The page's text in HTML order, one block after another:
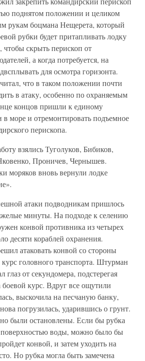
поднятом положении и целиком
рукам боцмана Нещерета, который
рубки будет притапливать лодку
чтобы скрыть перископ от
а когда потребуется, на
для осмотра горизонта.
что в таком положении почти
в атаку, особенно по охраняемым
концов пришли к единому
море и отремонтировать подъемное
перископа.
взялись Туголуков, Бибиков,
Проничев, Чернышев.
моряков вновь вернули лодке
атаки подводникам пришлось
минуты. На подходе к селению
конвой противника из четырех
десяти кораблей охранения.
атаковать конвой со стороны
курс головного транспорта. Штурман
глаз от секундомера, подстерегая
боевой курс. Вдруг все ощутили
выскочила на песчаную банку,
погрузилась, ударившись о грунт.
были остановлены. Если бы рубка
поверхностью воды, можно было бы
конвой, и затем уходить на
Но рубка могла быть замечена